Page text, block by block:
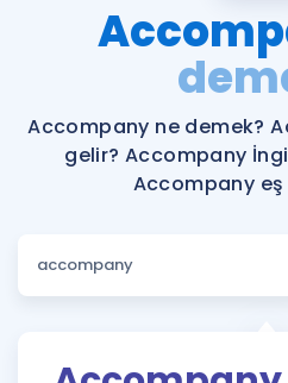
Şifremi
Katılımcı Görüşleri
Faydalı Araçlar
Ücretsiz Kaynaklar
Puan Hesaplama
Accompany ne demek?
gelir? Accompany
Accompany eş